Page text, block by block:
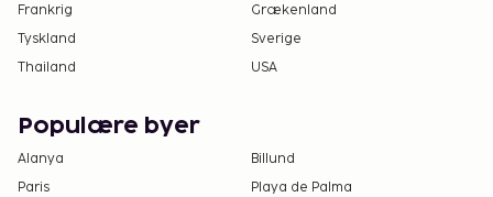
Frankrig
Grækenland
Tyskland
Sverige
Thailand
USA
Populære byer
Alanya
Billund
Paris
Playa de Palma